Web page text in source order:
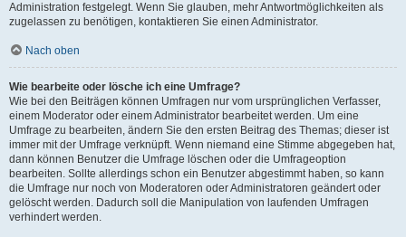
Administration festgelegt. Wenn Sie glauben, mehr Antwortmöglichkeiten als
zugelassen zu benötigen, kontaktieren Sie einen Administrator.
Nach oben
Wie bearbeite oder lösche ich eine Umfrage?
Wie bei den Beiträgen können Umfragen nur vom ursprünglichen Verfasser,
einem Moderator oder einem Administrator bearbeitet werden. Um eine
Umfrage zu bearbeiten, ändern Sie den ersten Beitrag des Themas; dieser ist
immer mit der Umfrage verknüpft. Wenn niemand eine Stimme abgegeben hat,
dann können Benutzer die Umfrage löschen oder die Umfrageoption
bearbeiten. Sollte allerdings schon ein Benutzer abgestimmt haben, so kann
die Umfrage nur noch von Moderatoren oder Administratoren geändert oder
gelöscht werden. Dadurch soll die Manipulation von laufenden Umfragen
verhindert werden.